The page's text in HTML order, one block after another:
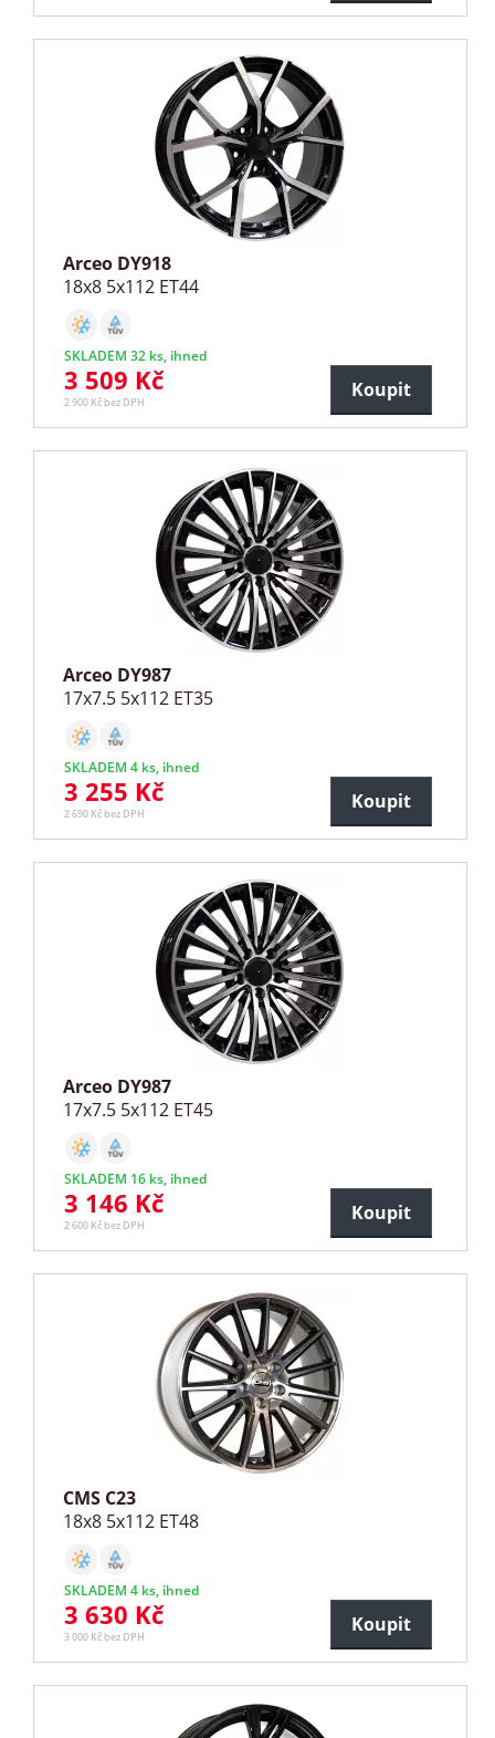
Arceo DY918
18x8 5x112 ET44
SKLADEM 32 ks, ihned
3 509 Kč
2 900 Kč bez DPH
Koupit
Arceo DY987
17x7.5 5x112 ET35
SKLADEM 4 ks, ihned
3 255 Kč
2 690 Kč bez DPH
Koupit
Arceo DY987
17x7.5 5x112 ET45
SKLADEM 16 ks, ihned
3 146 Kč
2 600 Kč bez DPH
Koupit
CMS C23
18x8 5x112 ET48
SKLADEM 4 ks, ihned
3 630 Kč
3 000 Kč bez DPH
Koupit